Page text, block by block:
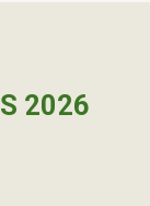
2026